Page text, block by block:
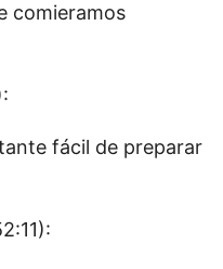
comieramos
fácil de preparar